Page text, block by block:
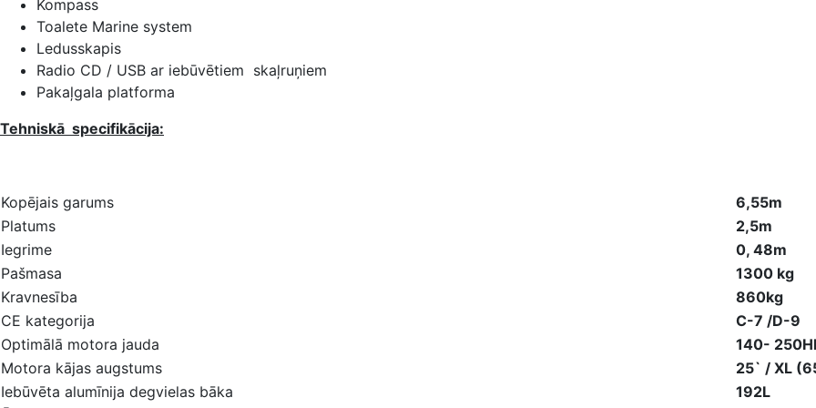
Kompass
Toalete Marine system
Ledusskapis
Radio CD / USB ar iebūvētiem skaļruņiem
Pakaļgala platforma
Tehniskā specifikācija:
Kopējais garums
6,55m
Platums
2,5m
Iegrime
0, 48m
Pašmasa
1300 kg
Kravnesība
860kg
CE kategorija
C-7 /D-9
Optimālā motora jauda
140-
Motora kājas augstums
25` / XL
Iebūvēta alumīnija degvielas bāka
192L